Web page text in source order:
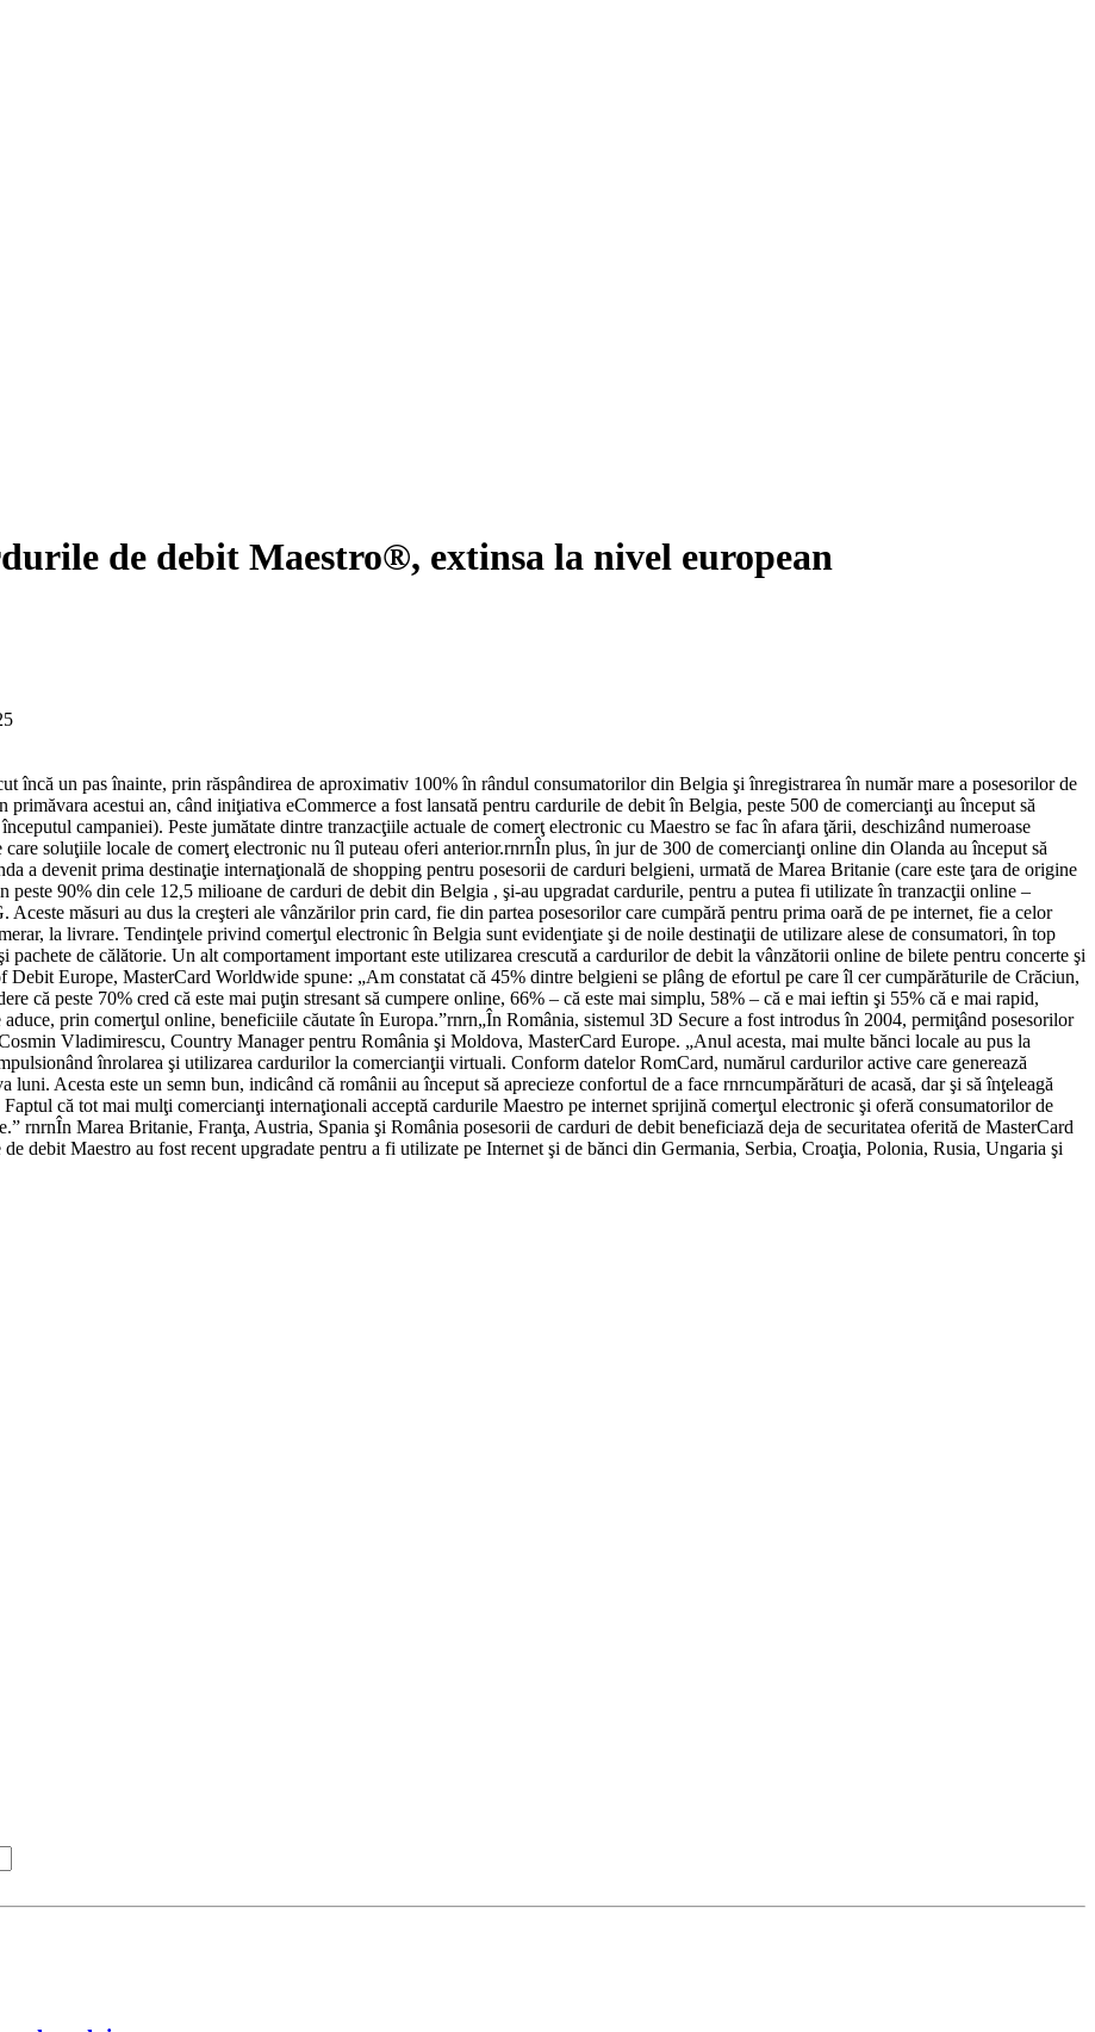
de debit Maestro®, extinsa la nivel european
încă un pas înainte, prin răspândirea de aproximativ 100% în rândul consumatorilor din Belgia şi înregistrarea în număr mare a posesorilor de
acestui an, când iniţiativa eCommerce a fost lansată pentru cardurile de debit în Belgia, peste 500 de comercianţi au început să
campaniei). Peste jumătate dintre tranzacţiile actuale de comerţ electronic cu Maestro se fac în afara ţării, deschizând numeroase
soluţiile locale de comerţ electronic nu îl puteau oferi anterior.rnrnÎn plus, în jur de 300 de comercianţi online din Olanda au început să
a devenit prima destinaţie internaţională de shopping pentru posesorii de carduri belgieni, urmată de Marea Britanie (care este ţara de origine
90% din cele 12,5 milioane de carduri de debit din Belgia , şi-au upgradat cardurile, pentru a putea fi utilizate în tranzacţii online –
măsuri au dus la creşteri ale vânzărilor prin card, fie din partea posesorilor care cumpără pentru prima oară de pe internet, fie a celor
la livrare. Tendinţele privind comerţul electronic în Belgia sunt evidenţiate şi de noile destinaţii de utilizare alese de consumatori, în top
pachete de călătorie. Un alt comportament important este utilizarea crescută a cardurilor de debit la vânzătorii online de bilete pentru concerte şi
Europe, MasterCard Worldwide spune: „Am constatat că 45% dintre belgieni se plâng de efortul pe care îl cer cumpărăturile de Crăciun,
că peste 70% cred că este mai puţin stresant să cumpere online, 66% – că este mai simplu, 58% – că e mai ieftin şi 55% că e mai rapid,
prin comerţul online, beneficiile căutate în Europa.”rnrn„În România, sistemul 3D Secure a fost introdus în 2004, permiţând posesorilor
Vladimirescu, Country Manager pentru România şi Moldova, MasterCard Europe. „Anul acesta, mai multe bănci locale au pus la
înrolarea şi utilizarea cardurilor la comercianţii virtuali. Conform datelor RomCard, numărul cardurilor active care generează
Acesta este un semn bun, indicând că românii au început să aprecieze confortul de a face rnrncumpărături de acasă, dar şi să înţeleagă
că tot mai mulţi comercianţi internaţionali acceptă cardurile Maestro pe internet sprijină comerţul electronic şi oferă consumatorilor de
rnrnÎn Marea Britanie, Franţa, Austria, Spania şi România posesorii de carduri de debit beneficiază deja de securitatea oferită de MasterCard
debit Maestro au fost recent upgradate pentru a fi utilizate pe Internet şi de bănci din Germania, Serbia, Croaţia, Polonia, Rusia, Ungaria şi